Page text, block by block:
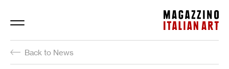
Magazzino Italian Art
Back to News